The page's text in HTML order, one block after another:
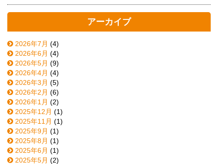
アーカイブ
2026年7月 (4)
2026年6月 (4)
2026年5月 (9)
2026年4月 (4)
2026年3月 (5)
2026年2月 (6)
2026年1月 (2)
2025年12月 (1)
2025年11月 (1)
2025年9月 (1)
2025年8月 (1)
2025年6月 (1)
2025年5月 (2)